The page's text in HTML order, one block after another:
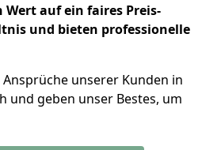
Wert auf ein faires Preis-
und bieten professionelle
unserer Kunden in
und geben unser Bestes, um